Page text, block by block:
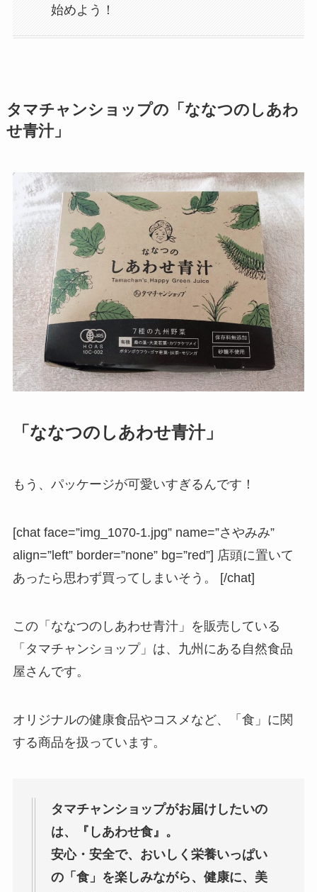
始めよう！
タマチャンショップの「ななつのしあわ
せ青汁」
「ななつのしあわせ青汁」
もう、パッケージが可愛いすぎるんです！
[chat face=”img_1070-1.jpg” name=”さやみみ”
align=”left” border=”none” bg=”red”] 店頭に置いて
あったら思わず買ってしまいそう。 [/chat]
この「ななつのしあわせ青汁」を販売している
「タマチャンショップ」は、九州にある自然食品
屋さんです。
オリジナルの健康食品やコスメなど、「食」に関
する商品を扱っています。
タマチャンショップがお届けしたいの
は、『しあわせ食』。
安心・安全で、おいしく栄養いっぱい
の「食」を楽しみながら、健康に、美